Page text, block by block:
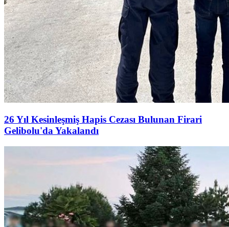
26 Yıl Kesinleşmiş Hapis Cezası Bulunan Firari
Gelibolu'da Yakalandı